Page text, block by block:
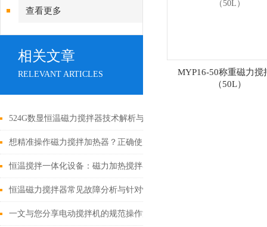
查看更多
相关文章
RELEVANT ARTICLES
524G数显恒温磁力搅拌器技术解析与应用介绍
想精准操作磁力搅拌加热器？正确使用法在此揭秘！
恒温搅拌一体化设备：磁力加热搅拌器技术剖析
恒温磁力搅拌器常见故障分析与针对性解决方法分享
一文与您分享电动搅拌机的规范操作流程
MYP16-50称重磁力搅
（50L）